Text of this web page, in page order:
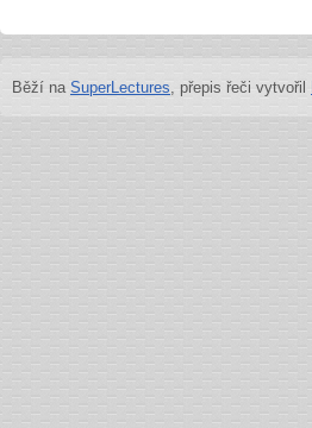
Běží na SuperLectures, přepis řeči vytvořil